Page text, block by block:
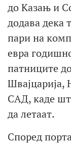
до Казањ и
додава дека
пари на
евра
патниците
Швајцарија,
САД, каде
да летаат.
Според